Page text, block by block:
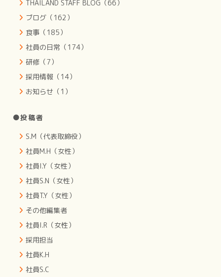
THAILAND STAFF BLOG（66）
ブログ（162）
食事（185）
社員の日常（174）
研修（7）
採用情報（14）
お知らせ（1）
●投稿者
S.M（代表取締役）
社員M.H（女性）
社員I.Y（女性）
社員S.N（女性）
社員T.Y（女性）
その他編集者
社員I.R（女性）
採用担当
社員K.H
社員S.C